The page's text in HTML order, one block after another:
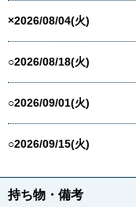
×2026/08/04(火)
○2026/08/18(火)
○2026/09/01(火)
○2026/09/15(火)
持ち物・備考